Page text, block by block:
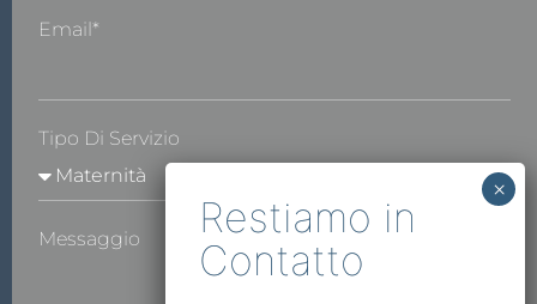
Email*
Tipo Di Servizio
Messaggio